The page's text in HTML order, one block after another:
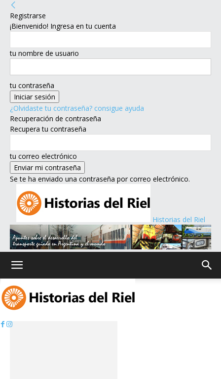
Registrarse
¡Bienvenido! Ingresa en tu cuenta
tu nombre de usuario
tu contraseña
¿Olvidaste tu contraseña? consigue ayuda
Recuperación de contraseña
Recupera tu contraseña
tu correo electrónico
Se te ha enviado una contraseña por correo electrónico.
Historias del Riel
Inicio
Etiqueta: Auto Riel